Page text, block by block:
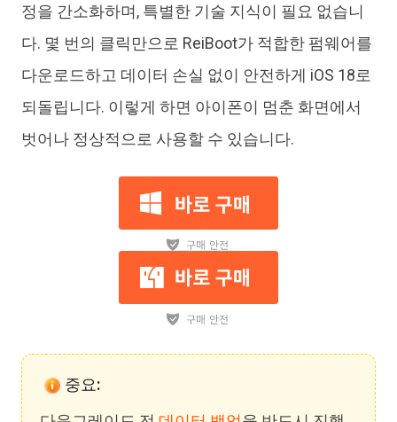
정을 간소화하며, 특별한 기술 지식이 필요 없습니
다. 몇 번의 클릭만으로 ReiBoot가 적합한 펌웨어를
다운로드하고 데이터 손실 없이 안전하게 iOS 18로
되돌립니다. 이렇게 하면 아이폰이 멈춘 화면에서
벗어나 정상적으로 사용할 수 있습니다.
중요: